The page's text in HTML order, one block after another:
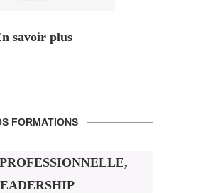
savoir plus
FORMATIONS